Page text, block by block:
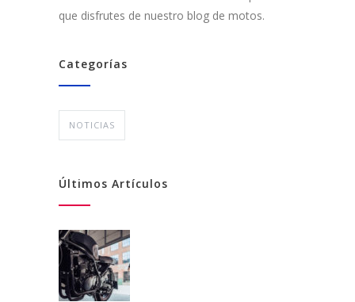
que disfrutes de nuestro blog de motos.
Categorías
NOTICIAS
Últimos Artículos